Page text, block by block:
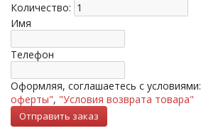
Количество:
Имя
Телефон
Оформляя, соглашаетесь с условиями:
оферты", "Условия возврата товара"